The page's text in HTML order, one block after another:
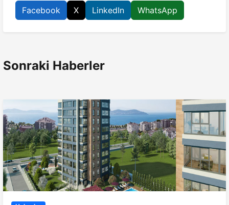
Facebook X LinkedIn WhatsApp
Sonraki Haberler